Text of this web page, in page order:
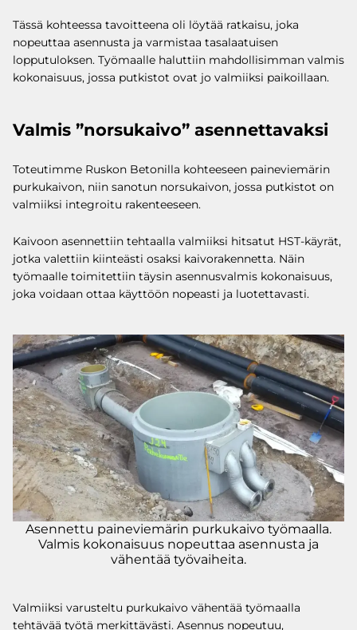
Tässä kohteessa tavoitteena oli löytää ratkaisu, joka
nopeuttaa asennusta ja varmistaa tasalaatuisen
lopputuloksen. Työmaalle haluttiin mahdollisimman valmis
kokonaisuus, jossa putkistot ovat jo valmiiksi paikoillaan.
Valmis ”norsukaivo” asennettavaksi
Toteutimme Ruskon Betonilla kohteeseen paineviemärin
purkukaivon, niin sanotun norsukaivon, jossa putkistot on
valmiiksi integroitu rakenteeseen.
Kaivoon asennettiin tehtaalla valmiiksi hitsatut HST-käyrät,
jotka valettiin kiinteästi osaksi kaivorakennetta. Näin
työmaalle toimitettiin täysin asennusvalmis kokonaisuus,
joka voidaan ottaa käyttöön nopeasti ja luotettavasti.
Asennettu paineviemärin purkukaivo työmaalla.
Valmis kokonaisuus nopeuttaa asennusta ja
vähentää työvaiheita.
Valmiiksi varusteltu purkukaivo vähentää työmaalla
tehtävää työtä merkittävästi. Asennus nopeutuu,